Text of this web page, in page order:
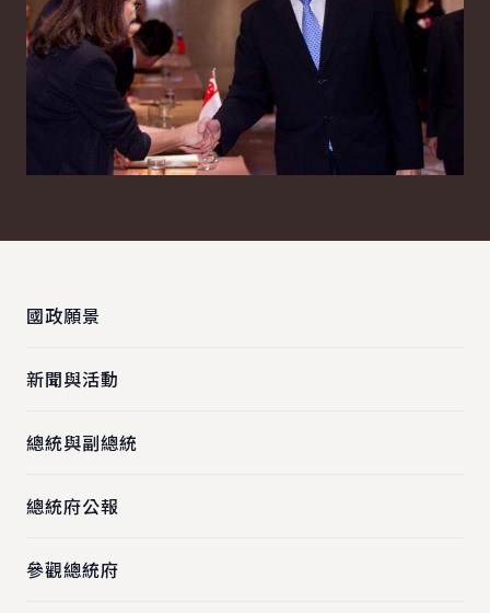
國政願景
新聞與活動
總統與副總統
總統府公報
參觀總統府